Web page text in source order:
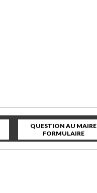
QUESTION AU MAIRE
FORMULAIRE